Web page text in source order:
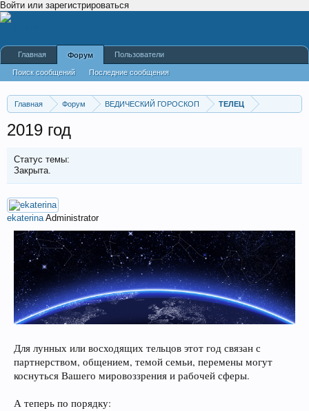
Войти или зарегистрироваться
Главная Форум ВЕДИЧЕСКИЙ ГОРОСКОП ТЕЛЕЦ
2019 год
Статус темы:
Закрыта.
ekaterina Administrator
Для лунных или восходящих тельцов этот год связан с
партнерством, общением, темой семьи, перемены могут
коснуться Вашего мировоззрения и рабочей сферы.
А теперь по порядку:
Главная Форум
Поиск сообщений Последние сообщения
Пользователи